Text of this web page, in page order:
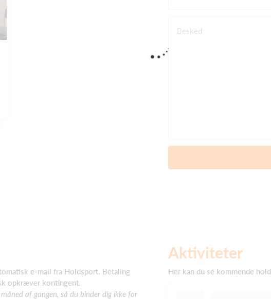
Besked
e-mail fra Holdsport. Betaling
opkræver kontingent.
af gangen, så du binder dig ikke for
Aktiviteter
Her kan du se kommende